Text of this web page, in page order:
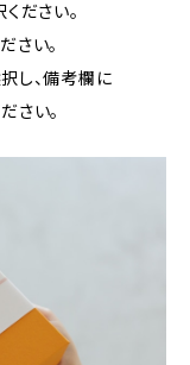
ださい。
さい。
し、備考欄に
い。